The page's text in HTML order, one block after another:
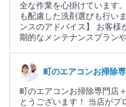
全な作業を心掛けています
も配慮した洗剤選びも行い
ンスのアドバイス】 お客様
期的なメンテナンスプラン
町のエアコンお掃除
町のエアコンお掃除専門店
とうございます！ 当店がプ